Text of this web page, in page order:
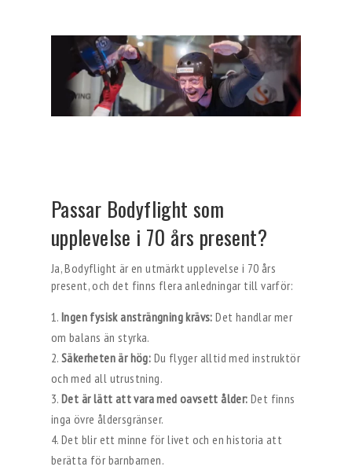
Passar Bodyflight som
upplevelse i 70 års present?
Ja, Bodyflight är en utmärkt upplevelse i 70 års
present, och det finns flera anledningar till varför:
Ingen fysisk ansträngning krävs: Det handlar mer
om balans än styrka.
Säkerheten är hög: Du flyger alltid med instruktör
och med all utrustning.
Det är lätt att vara med oavsett ålder: Det finns
inga övre åldersgränser.
Det blir ett minne för livet och en historia att
berätta för barnbarnen.